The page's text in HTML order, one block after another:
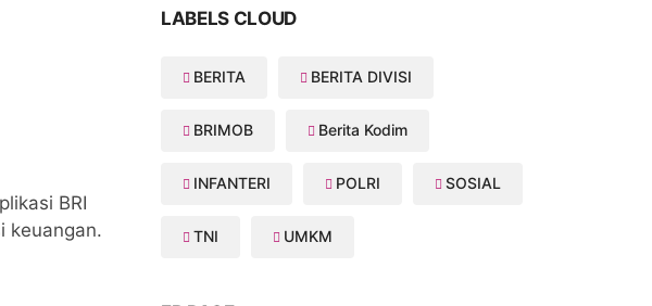
BRI
keuangan.
LABELS CLOUD
BERITA BERITA DIVISI
BRIMOB Berita Kodim
INFANTERI POLRI SOSIAL
TNI UMKM